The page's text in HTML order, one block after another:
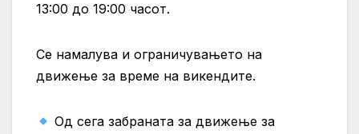
13:00 до 19:00 часот.
Се намалува и ограничувањето на
движење за време на викендите.
Од сега забраната за движење за